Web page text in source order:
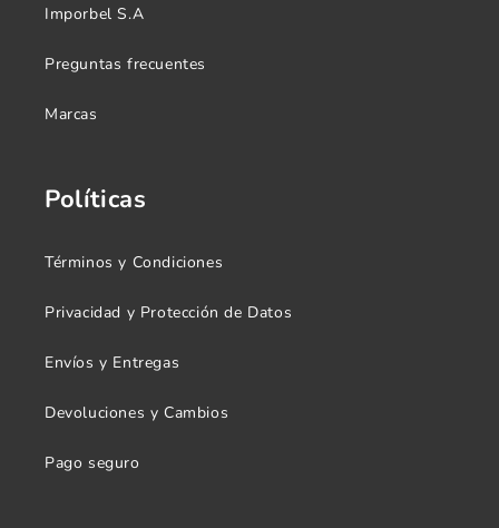
Imporbel S.A
Preguntas frecuentes
Marcas
Políticas
Términos y Condiciones
Privacidad y Protección de Datos
Envíos y Entregas
Devoluciones y Cambios
Pago seguro